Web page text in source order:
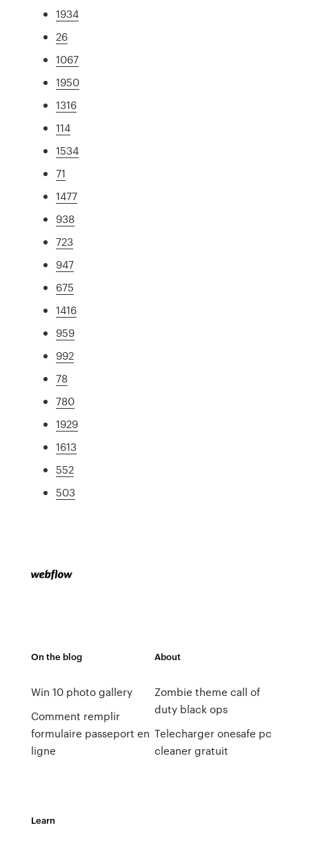
1934
26
1067
1950
1316
114
1534
71
1477
938
723
947
675
1416
959
992
78
780
1929
1613
552
503
On the blog
Win 10 photo gallery
Comment remplir
formulaire passeport en
ligne
About
Zombie theme call of
duty black ops
Telecharger onesafe pc
cleaner gratuit
Learn